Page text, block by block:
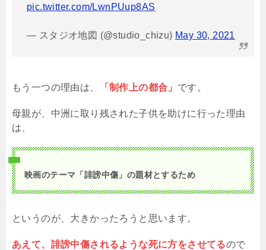
pic.twitter.com/LwnPUup8AS
— スタジオ地図 (@studio_chizu) May 30, 2021
もう一つの理由は、 「制作上の都合」 です。
母親が、中洲に取り残された子供を助けに行った理由
は、
映画のテーマ「誹謗中傷」の題材とするため
というのが、大きかったろうと思います。
あえて、誹謗中傷されるような死に方をさせてるので